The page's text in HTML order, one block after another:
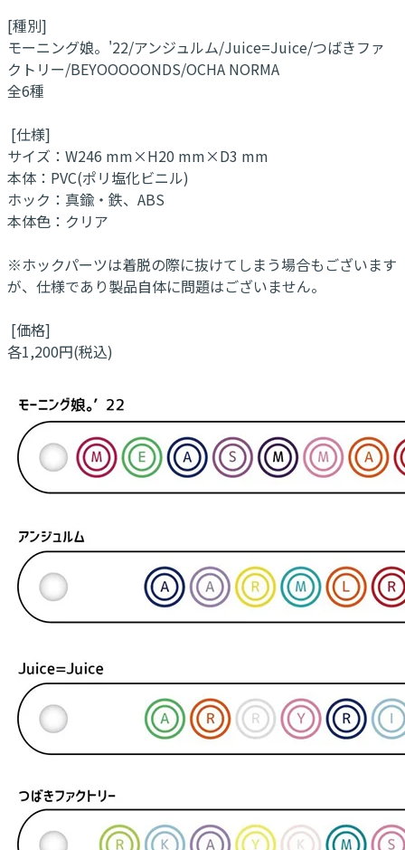
[種別]
モーニング娘。'22/アンジュルム/Juice=Juice/つばきファ
クトリー/BEYOOOOONDS/OCHA NORMA
全6種
[仕様]
サイズ：W246 mm×H20 mm×D3 mm
本体：PVC(ポリ塩化ビニル)
ホック：真鍮・鉄、ABS
本体色：クリア
※ホックパーツは着脱の際に抜けてしまう場合もございます
が、仕様であり製品自体に問題はございません。
[価格]
各1,200円(税込)